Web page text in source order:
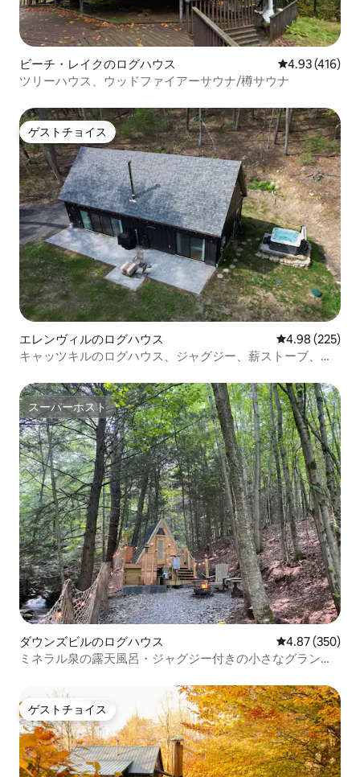
ビーチ・レイクのログハウス レビュー416
4.93 (416)
ツリーハウス、ウッドファイアーサウナ/樽サウナ
ゲストチョイス
ゲストチョイス
エレンヴィルのログハウス レビュー225
4.98 (225)
キャッツキルのログハウス、ジャグジー、薪ストーブ、キ
スーパーホスト
スーパーホスト
ダウンズビルのログハウス レビュー350
4.87 (350)
ミネラル泉の露天風呂・ジャグジー付きの小さなグランピ
ゲストチョイス
ゲストチョイス